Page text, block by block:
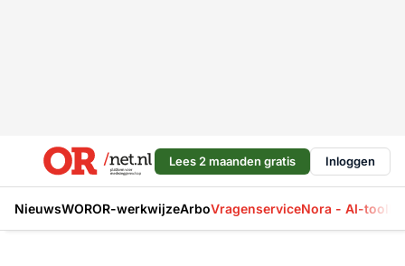
Lees 2 maanden gratis Inloggen
NieuwsWOROR-werkwijzeArboVragenserviceNora - AI-tool